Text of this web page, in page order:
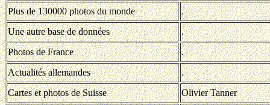
Plus de 130000 photos du monde
.
Une autre base de données
.
Photos de France
.
Actualités allemandes
.
Cartes et photos de Suisse
Olivier Tanner